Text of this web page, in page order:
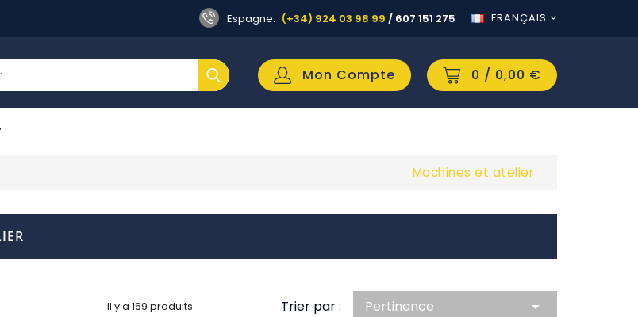
Espagne: (+34) 924 03 98 99 / 607 151 275 FRANÇAIS
0 / 0,00 €
Mon Compte
Machines et atelier
Il y a 169 produits. Trier par : Pertinence 